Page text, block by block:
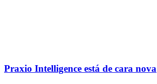
Praxio Intelligence está de cara nova